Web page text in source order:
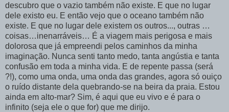
descubro que o vazio também não existe. E que no lugar
dele existo eu. E então vejo que o oceano também não
existe. E que no lugar dele existem os outros..., outras …
coisas…inenarráveis… É a viagem mais perigosa e mais
dolorosa que já empreendi pelos caminhos da minha
imaginação. Nunca senti tanto medo, tanta angústia e tanta
confusão em toda a minha vida. E de repente passa (será
?!), como uma onda, uma onda das grandes, agora só ouiço
o ruído distante dela quebrando-se na beira da praia. Estou
ainda em alto-mar? Sim, é aqui que eu vivo e é para o
infinito (seja ele o que for) que me dirijo.